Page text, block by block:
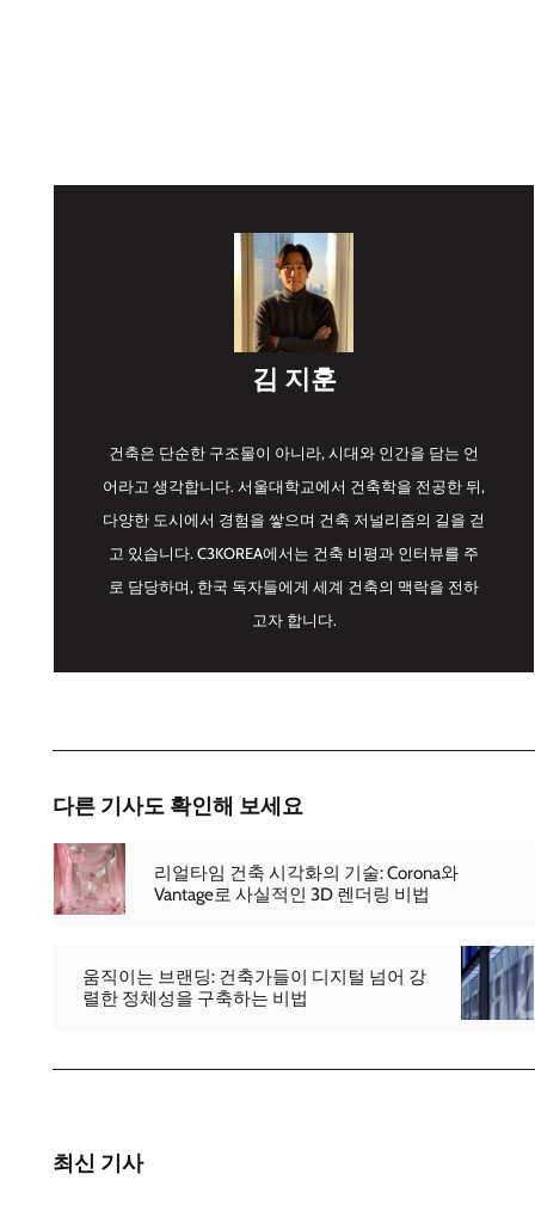
김 지훈
건축은 단순한 구조물이 아니라, 시대와 인간을 담는 언
어라고 생각합니다. 서울대학교에서 건축학을 전공한 뒤,
다양한 도시에서 경험을 쌓으며 건축 저널리즘의 길을 걷
고 있습니다. C3KOREA에서는 건축 비평과 인터뷰를 주
로 담당하며, 한국 독자들에게 세계 건축의 맥락을 전하
고자 합니다.
다른 기사도 확인해 보세요
리얼타임 건축 시각화의 기술: Corona와
Vantage로 사실적인 3D 렌더링 비법
움직이는 브랜딩: 건축가들이 디지털 넘어 강
렬한 정체성을 구축하는 비법
최신 기사